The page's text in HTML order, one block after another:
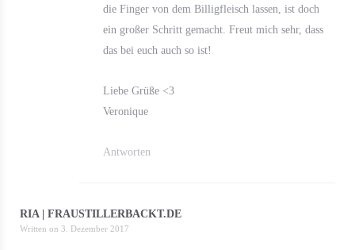
die Finger von dem Billigfleisch lassen, ist doch
ein großer Schritt gemacht. Freut mich sehr, dass
das bei euch auch so ist!
Liebe Grüße <3
Veronique
Antworten
RIA | FRAUSTILLERBACKT.DE
Written on 3. Dezember 2017